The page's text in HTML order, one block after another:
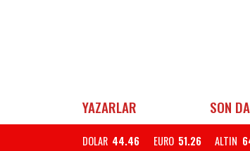
YAZARLAR SON
DOLAR 44.46 EURO 51.26 ALTIN